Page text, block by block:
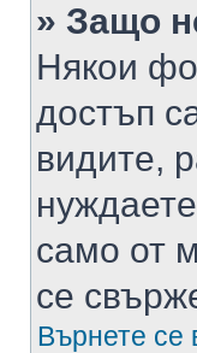
» Защо
Някои
достъп
видите,
само от
се
Върнете се